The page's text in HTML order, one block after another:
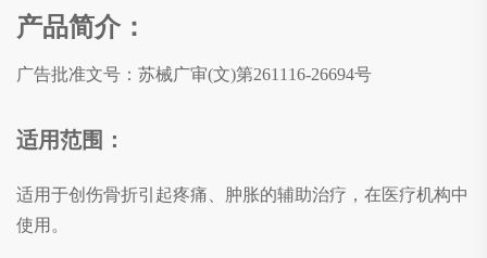
产品简介：
广告批准文号：苏械广审(文)第261116-26694号
适用范围：
适用于创伤骨折引起疼痛、肿胀的辅助治疗，在医疗机构中
使用。